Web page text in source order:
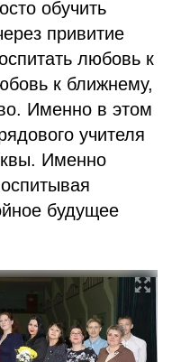
обучить
привитие
любовь к
к ближнему,
Именно в этом
учителя
Именно
будущее